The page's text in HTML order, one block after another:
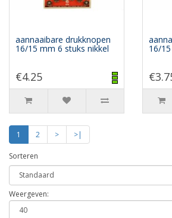
aannaaibare drukknopen
16/15 mm 6 stuks nikkel
€4.25
16/
1 2 > >|
Sorteren
Weergeven: